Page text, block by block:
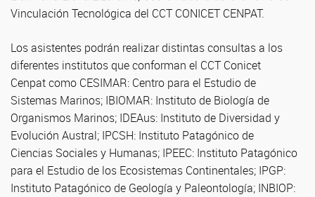
Vinculación Tecnológica del CCT CONICET CENPAT.
Los asistentes podrán realizar distintas consultas a los
diferentes institutos que conforman el CCT Conicet
Cenpat como CESIMAR: Centro para el Estudio de
Sistemas Marinos; IBIOMAR: Instituto de Biología de
Organismos Marinos; IDEAus: Instituto de Diversidad y
Evolución Austral; IPCSH: Instituto Patagónico de
Ciencias Sociales y Humanas; IPEEC: Instituto Patagónico
para el Estudio de los Ecosistemas Continentales; IPGP:
Instituto Patagónico de Geología y Paleontología; INBIOP: